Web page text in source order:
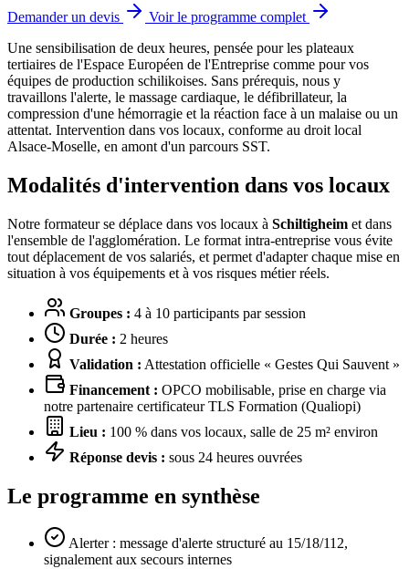
Demander un devis
Voir le programme complet
Une sensibilisation de deux heures, pensée pour les plateaux
tertiaires de l'Espace Européen de l'Entreprise comme pour vos
équipes de production schilikoises. Sans prérequis, nous y
travaillons l'alerte, le massage cardiaque, le défibrillateur, la
compression d'une hémorragie et la réaction face à un malaise ou un
attentat. Intervention dans vos locaux, conforme au droit local
Alsace-Moselle, en amont d'un parcours SST.
Modalités d'intervention dans vos locaux
Notre formateur se déplace dans vos locaux à Schiltigheim et dans
l'ensemble de l'agglomération. Le format intra-entreprise vous évite
tout déplacement de vos salariés, et permet d'adapter chaque mise en
situation à vos équipements et à vos risques métier réels.
Groupes : 4 à 10 participants par session
Durée : 2 heures
Validation : Attestation officielle « Gestes Qui Sauvent »
Financement : OPCO mobilisable, prise en charge via
notre partenaire certificateur TLS Formation (Qualiopi)
Lieu : 100 % dans vos locaux, salle de 25 m² environ
Réponse devis : sous 24 heures ouvrées
Le programme en synthèse
Alerter : message d'alerte structuré au 15/18/112,
signalement aux secours internes